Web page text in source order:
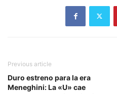
Previous article
Duro estreno para la era
Meneghini: La «U» cae